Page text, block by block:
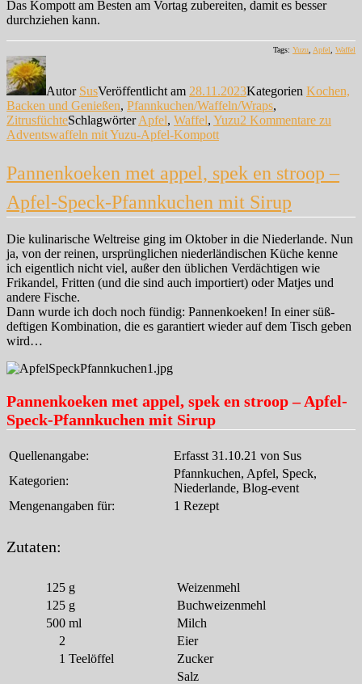
Das Kompott am Besten am Vortag zubereiten, damit es besser
durchziehen kann.
Tags: Yuzu, Apfel, Waffel
Autor SusVeröffentlicht am 28.11.2023Kategorien Kochen,
Backen und Genießen, Pfannkuchen/Waffeln/Wraps,
ZitrusfüchteSchlagwörterApfel, Waffel, Yuzu2 Kommentare zu
Adventswaffeln mit Yuzu-Apfel-Kompott
Pannenkoeken met appel, spek en stroop –
Apfel-Speck-Pfannkuchen mit Sirup
Die kulinarische Weltreise ging im Oktober in die Niederlande. Nun
ja, von der reinen, ursprünglichen niederländischen Küche kenne
ich eigentlich nicht viel, außer den üblichen Verdächtigen wie
Frikandel, Fritten (und die sind auch importiert) oder Matjes und
andere Fische.
Dann wurde ich doch noch fündig: Pannenkoeken! In einer süß-
deftigen Kombination, die es garantiert wieder auf dem Tisch geben
wird…
Pannenkoeken met appel, spek en stroop – Apfel-
Speck-Pfannkuchen mit Sirup
Quellenangabe:
Erfasst 31.10.21 von Sus
Kategorien:
Pfannkuchen, Apfel, Speck,
Niederlande, Blog-event
Mengenangaben für:
1 Rezept
Zutaten:
125 g
Weizenmehl
125 g
Buchweizenmehl
500 ml
Milch
2
Eier
1 Teelöffel
Zucker
Salz